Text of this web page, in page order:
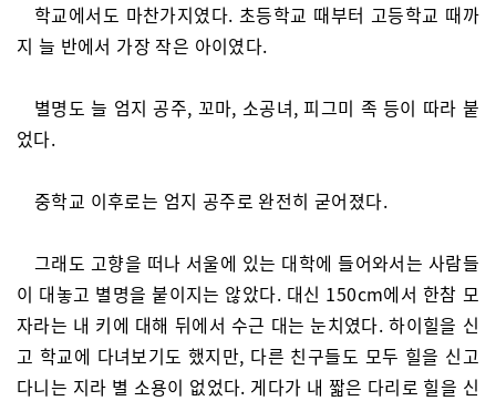
학교에서도 마찬가지였다. 초등학교 때부터 고등학교 때까
지 늘 반에서 가장 작은 아이였다.
별명도 늘 엄지 공주, 꼬마, 소공녀, 피그미 족 등이 따라 붙
었다.
중학교 이후로는 엄지 공주로 완전히 굳어졌다.
그래도 고향을 떠나 서울에 있는 대학에 들어와서는 사람들
이 대놓고 별명을 붙이지는 않았다. 대신 150cm에서 한참 모
자라는 내 키에 대해 뒤에서 수근 대는 눈치였다. 하이힐을 신
고 학교에 다녀보기도 했지만, 다른 친구들도 모두 힐을 신고
다니는 지라 별 소용이 없었다. 게다가 내 짧은 다리로 힐을 신